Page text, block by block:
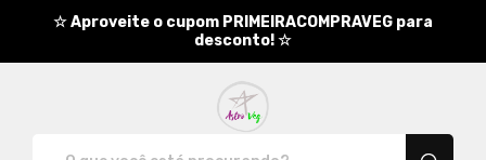
☆ Aproveite o cupom PRIMEIRACOMPRAVEG para
desconto! ☆